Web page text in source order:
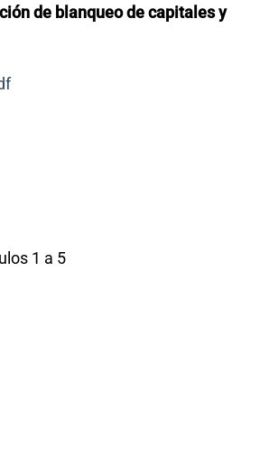
de blanqueo de capitales y
1 a 5